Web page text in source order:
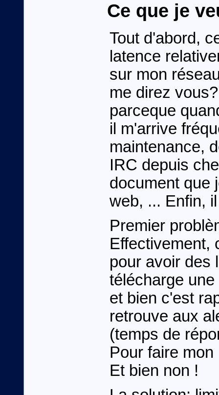
Ce que je
Tout d'abord,
latence
sur mon
me direz
parceque
il m'arrive
maintenance,
IRC depuis
document que
web, ... Enfin,
Premier
Effectivement,
pour avoir des
télécharge
et bien c'est
retrouve aux
(temps de
Pour faire
Et bien non !